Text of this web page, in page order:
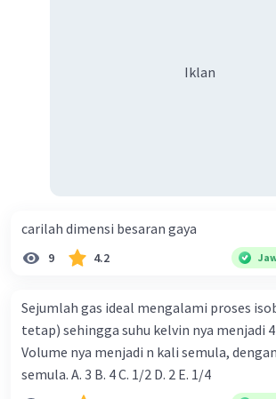
Iklan
carilah dimensi besaran gaya
9 4.2
Sejumlah gas ideal mengalami proses
tetap) sehingga suhu kelvin nya menjadi
Volume nya menjadi n kali semula,
semula. A. 3 B. 4 C. 1/2 D. 2 E. 1/4